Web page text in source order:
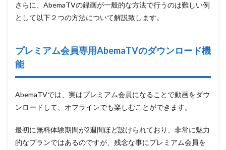
用が
オス
スメ
ソコンで
を録画す
る方法
2.1
トリームファ
ウンローダー」
を使って
AbemaTVを録画
さらに、AbemaTVの録画が一般的な方法で行うのは難しい例
として以下２つの方法について解説致します。
プレミアム会員専用AbemaTVのダウンロード機
能
AbemaTVでは、実はプレミアム会員になることで動画をダウ
ンロードして、オフラインでも楽しむことができます。
最初に無料体験期間が2週間ほど設けられており、非常に魅力
的なプランではあるのですが、残念な事にプレミアム会員を